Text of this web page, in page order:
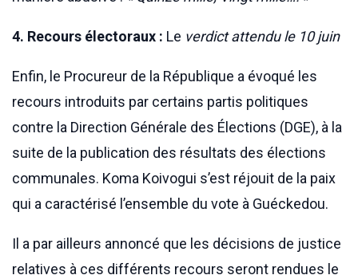
4. Recours électoraux : Le verdict attendu le 10 juin
Enfin, le Procureur de la République a évoqué les
recours introduits par certains partis politiques
contre la Direction Générale des Élections (DGE), à la
suite de la publication des résultats des élections
communales. Koma Koivogui s’est réjouit de la paix
qui a caractérisé l’ensemble du vote à Guéckedou.
Il a par ailleurs annoncé que les décisions de justice
relatives à ces différents recours seront rendues le